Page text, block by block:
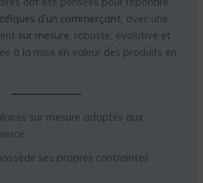
d’un commerçant , avec une
sur mesure , robuste, évolutive et
à la mise en valeur des produits en
sur mesure adaptés aux
ses propres contraintes :